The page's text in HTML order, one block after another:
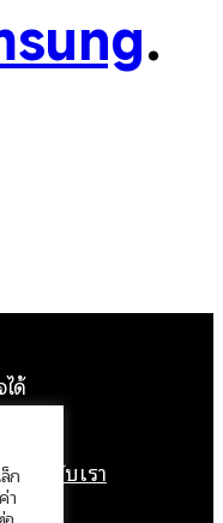
.
ได้
เกี่ยวกับเรา
คคล
ก
า